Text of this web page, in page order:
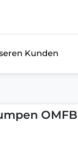
Kunden